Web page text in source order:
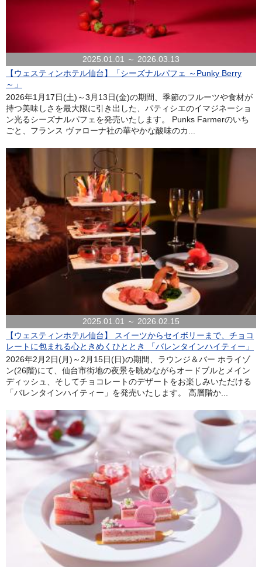
2025.01.01 ～ 2026.03.13
【ウェスティンホテル仙台】「シーズナルパフェ ～Punky Berry
～」
2026年1月17日(土)～3月13日(金)の期間、季節のフルーツや食材が
持つ美味しさを最大限に引き出した、パティシエのイマジネーショ
ン光るシーズナルパフェを発売いたします。 Punks Farmerのいち
ごと、フランス ヴァローナ社の華やかな酸味のカ...
2025.01.01 ～ 2026.02.15
【ウェスティンホテル仙台】 スイーツからセイボリーまで、チョコ
レートに包まれる心ときめくひととき 「バレンタインハイティー」
2026年2月2日(月)～2月15日(日)の期間、ラウンジ＆バー ホライゾ
ン(26階)にて、仙台市街地の夜景を眺めながらオードブルとメイン
ディッシュ、そしてチョコレートのデザートをお楽しみいただける
「バレンタインハイティー」を発売いたします。 高層階か...